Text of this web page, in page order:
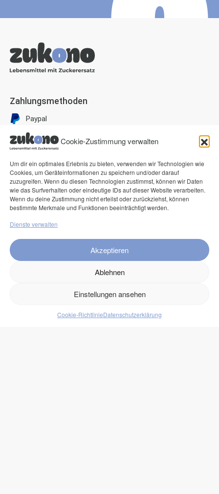
Cookie-Zustimmung verwalten
Um dir ein optimales Erlebnis zu bieten, verwenden wir Technologien wie
Cookies, um Geräteinformationen zu speichern und/oder darauf
zuzugreifen. Wenn du diesen Technologien zustimmst, können wir Daten
wie das Surfverhalten oder eindeutige IDs auf dieser Website verarbeiten.
Wenn du deine Zustimmung nicht erteilst oder zurückziehst, können
bestimmte Merkmale und Funktionen beeinträchtigt werden.
Dienste verwalten
Akzeptieren
Ablehnen
Einstellungen ansehen
Cookie-RichtlinieDatenschutzerklärung
Zahlungsmethoden
Paypal
Visa
Mastercard
American Express
Klarna Pay now
Klarna Rechnung
Service
FAQ
Kontakt